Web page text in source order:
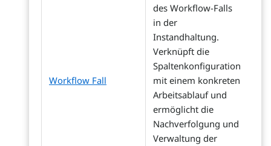
Workflow Fall
des Workflow-Falls
in der
Instandhaltung.
Verknüpft die
Spaltenkonfiguration
mit einem konkreten
Arbeitsablauf und
ermöglicht die
Nachverfolgung und
Verwaltung der